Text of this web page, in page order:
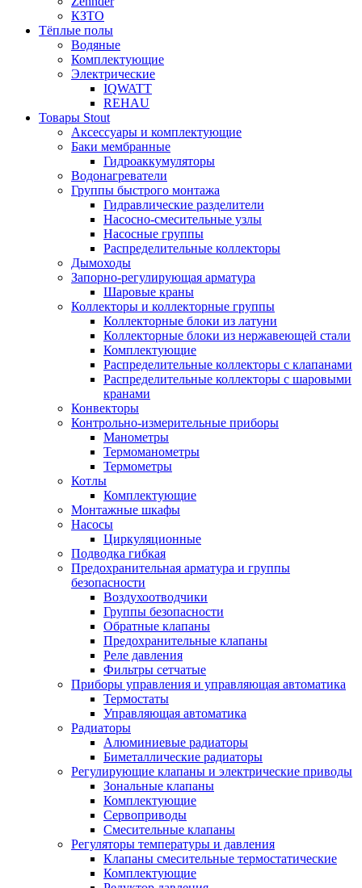
КЗТО
Тёплые полы
Водяные
Комплектующие
Электрические
IQWATT
REHAU
Товары Stout
Аксессуары и комплектующие
Баки мембранные
Гидроаккумуляторы
Водонагреватели
Группы быстрого монтажа
Гидравлические разделители
Насосно-смесительные узлы
Насосные группы
Распределительные коллекторы
Дымоходы
Запорно-регулирующая арматура
Шаровые краны
Коллекторы и коллекторные группы
Коллекторные блоки из латуни
Коллекторные блоки из нержавеющей стали
Комплектующие
Распределительные коллекторы с клапанами
Распределительные коллекторы с шаровыми
кранами
Конвекторы
Контрольно-измерительные приборы
Манометры
Термоманометры
Термометры
Котлы
Комплектующие
Монтажные шкафы
Насосы
Циркуляционные
Подводка гибкая
Предохранительная арматура и группы
безопасности
Воздухоотводчики
Группы безопасности
Обратные клапаны
Предохранительные клапаны
Реле давления
Фильтры сетчатые
Приборы управления и управляющая автоматика
Термостаты
Управляющая автоматика
Радиаторы
Алюминиевые радиаторы
Биметаллические радиаторы
Регулирующие клапаны и электрические приводы
Зональные клапаны
Комплектующие
Сервоприводы
Смесительные клапаны
Регуляторы температуры и давления
Клапаны смесительные термостатические
Комплектующие